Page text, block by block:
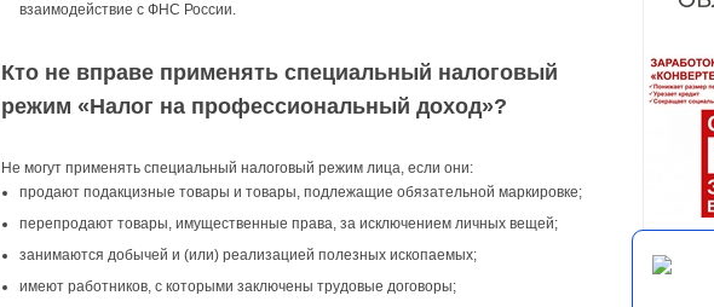
взаимодействие с ФНС России.
Кто не вправе применять специальный налоговый
режим «Налог на профессиональный доход»?
Не могут применять специальный налоговый режим лица, если они:
продают подакцизные товары и товары, подлежащие обязательной маркировке;
перепродают товары, имущественные права, за исключением личных вещей;
занимаются добычей и (или) реализацией полезных ископаемых;
имеют работников, с которыми заключены трудовые договоры;